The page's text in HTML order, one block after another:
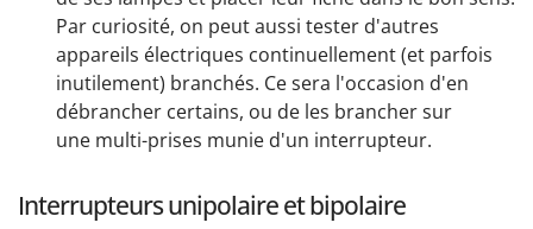
Par curiosité, on peut aussi tester d'autres
appareils électriques continuellement (et parfois
inutilement) branchés. Ce sera l'occasion d'en
débrancher certains, ou de les brancher sur
une multi-prises munie d'un interrupteur.
Interrupteurs unipolaire et bipolaire